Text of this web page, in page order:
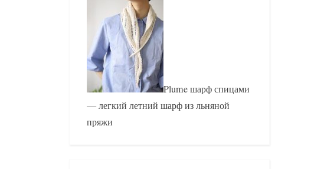
Plume шарф спицами
— легкий летний шарф из льняной
пряжи